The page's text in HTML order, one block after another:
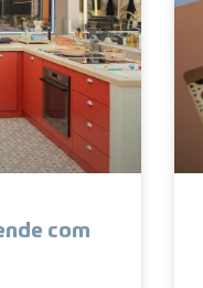
com